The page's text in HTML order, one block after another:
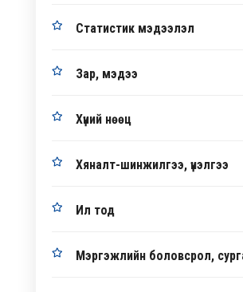
Статистик мэдээлэл
Зар, мэдээ
Хүний нөөц
Хяналт-шинжилгээ, үнэлгээ
Ил тод
Мэргэжлийн боловсрол,